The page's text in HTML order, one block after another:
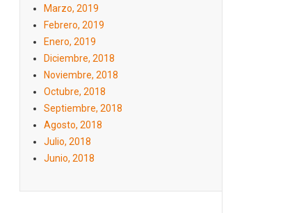
Marzo, 2019
Febrero, 2019
Enero, 2019
Diciembre, 2018
Noviembre, 2018
Octubre, 2018
Septiembre, 2018
Agosto, 2018
Julio, 2018
Junio, 2018